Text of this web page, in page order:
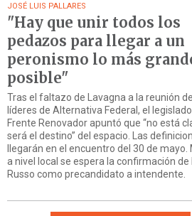
JOSÉ LUIS PALLARES
"Hay que unir todos los
pedazos para llegar a un
peronismo lo más
posible"
Tras el faltazo de Lavagna a la reunión
líderes de Alternativa Federal, el
Frente Renovador apuntó que “no está
será el destino” del espacio. Las
llegarán en el encuentro del 30 de mayo.
a nivel local se espera la confirmación de
Russo como precandidato a intendente.